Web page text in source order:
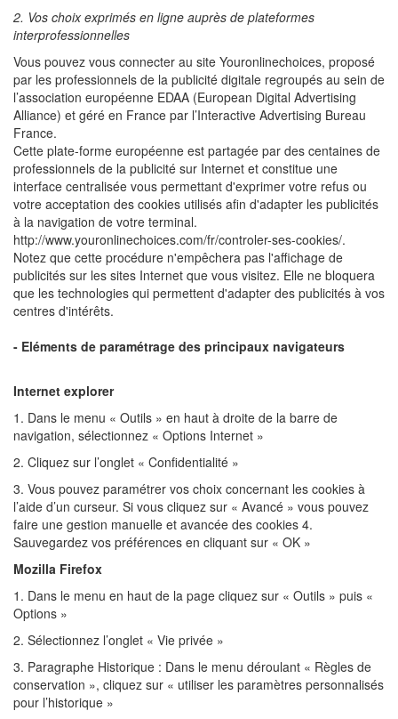
2. Vos choix exprimés en ligne auprès de plateformes
interprofessionnelles
Vous pouvez vous connecter au site Youronlinechoices, proposé
par les professionnels de la publicité digitale regroupés au sein de
l’association européenne EDAA (European Digital Advertising
Alliance) et géré en France par l’Interactive Advertising Bureau
France.
Cette plate-forme européenne est partagée par des centaines de
professionnels de la publicité sur Internet et constitue une
interface centralisée vous permettant d'exprimer votre refus ou
votre acceptation des cookies utilisés afin d'adapter les publicités
à la navigation de votre terminal.
http://www.youronlinechoices.com/fr/controler-ses-cookies/.
Notez que cette procédure n'empêchera pas l'affichage de
publicités sur les sites Internet que vous visitez. Elle ne bloquera
que les technologies qui permettent d'adapter des publicités à vos
centres d'intérêts.
- Eléments de paramétrage des principaux navigateurs
Internet explorer
1. Dans le menu « Outils » en haut à droite de la barre de
navigation, sélectionnez « Options Internet »
2. Cliquez sur l’onglet « Confidentialité »
3. Vous pouvez paramétrer vos choix concernant les cookies à
l’aide d’un curseur. Si vous cliquez sur « Avancé » vous pouvez
faire une gestion manuelle et avancée des cookies 4.
Sauvegardez vos préférences en cliquant sur « OK »
Mozilla Firefox
1. Dans le menu en haut de la page cliquez sur « Outils » puis «
Options »
2. Sélectionnez l’onglet « Vie privée »
3. Paragraphe Historique : Dans le menu déroulant « Règles de
conservation », cliquez sur « utiliser les paramètres personnalisés
pour l’historique »